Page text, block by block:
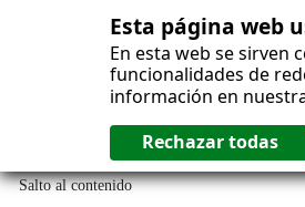
Esta página web
En esta web se sirven
funcionalidades de
información en
Salto al contenido